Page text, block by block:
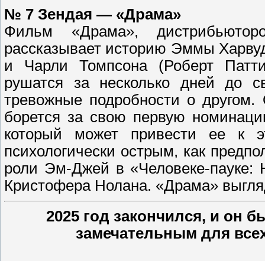
№ 7 Зендая — «Драма»
Фильм «Драма»,
рассказывает историю Эммы
и Чарли Томпсона (Роберт
рушатся за несколько дней до
тревожные подробности о
борется за свою первую
который может привести ее к
психологически острым, как
роли Эм-Джей в «Человеке-
Кристофера Нолана. «Драма»
2025 год закончился, и он
замечательным для